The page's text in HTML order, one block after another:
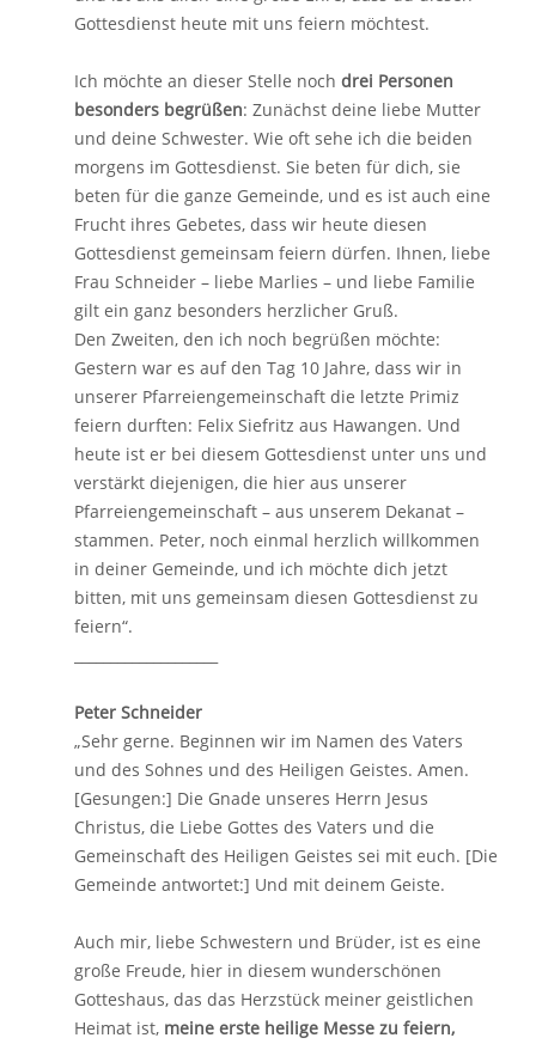
Gottesdienst heute mit uns feiern möchtest.
Ich möchte an dieser Stelle noch drei Personen
besonders begrüßen: Zunächst deine liebe Mutter
und deine Schwester. Wie oft sehe ich die beiden
morgens im Gottesdienst. Sie beten für dich, sie
beten für die ganze Gemeinde, und es ist auch eine
Frucht ihres Gebetes, dass wir heute diesen
Gottesdienst gemeinsam feiern dürfen. Ihnen, liebe
Frau Schneider – liebe Marlies – und liebe Familie
gilt ein ganz besonders herzlicher Gruß.
Den Zweiten, den ich noch begrüßen möchte:
Gestern war es auf den Tag 10 Jahre, dass wir in
unserer Pfarreiengemeinschaft die letzte Primiz
feiern durften: Felix Siefritz aus Hawangen. Und
heute ist er bei diesem Gottesdienst unter uns und
verstärkt diejenigen, die hier aus unserer
Pfarreiengemeinschaft – aus unserem Dekanat –
stammen. Peter, noch einmal herzlich willkommen
in deiner Gemeinde, und ich möchte dich jetzt
bitten, mit uns gemeinsam diesen Gottesdienst zu
feiern“.
Peter Schneider
„Sehr gerne. Beginnen wir im Namen des Vaters
und des Sohnes und des Heiligen Geistes. Amen.
[Gesungen:] Die Gnade unseres Herrn Jesus
Christus, die Liebe Gottes des Vaters und die
Gemeinschaft des Heiligen Geistes sei mit euch. [Die
Gemeinde antwortet:] Und mit deinem Geiste.
Auch mir, liebe Schwestern und Brüder, ist es eine
große Freude, hier in diesem wunderschönen
Gotteshaus, das das Herzstück meiner geistlichen
Heimat ist, meine erste heilige Messe zu feiern,